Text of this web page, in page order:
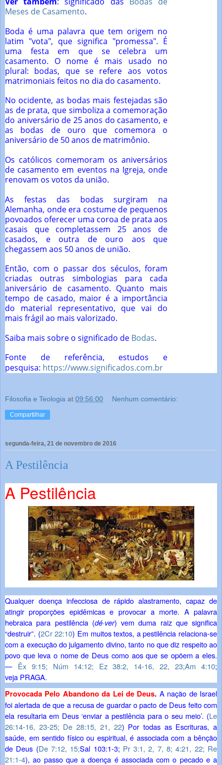
Meses de Casamento.
Boda é uma palavra que tem origem no
latim "vota", que significa "promessa". É
uma festa em que se celebra um
casamento. O nome é mais usado no
plural: bodas, que se refere aos votos
matrimoniais feitos no dia do casamento.​
No ocidente, as bodas mais festejadas são
as de prata, que simboliza a comemoração
do aniversário de 25 anos do casamento, e
as bodas de ouro que comemora o
aniversário de 50 anos de matrimônio.
Os católicos comemoram os aniversários
de casamento em eventos na Igreja, onde
renovam os votos da união.
As festas das bodas surgiram na
Alemanha, onde era costume de pequenos
povoados oferecer uma coroa de prata aos
casais que completassem 25 anos de
casados, e outra de ouro aos que
chegassem aos 50 anos de união.
Então, com o passar dos séculos, foram
criadas outras simbologias para cada
aniversário de casamento. Quanto mais
tempo de casado, maior é a importância
do material representativo, que vai do
mais frágil ao mais valorizado.
Saiba mais sobre o significado de Bodas.
Fonte de referência, estudos e
pesquisa: https://www.significados.com.br
Filosofia e Teologia at 09:56:00 Nenhum comentário:
Compartilhar
segunda-feira, 21 de novembro de 2016
A Pestilência
A Pestilência
Qualquer doença infecciosa de rápido alastramento, capaz de
atingir proporções epidêmicas e provocar a morte. A palavra
hebraica para pestilência (dé·ver) vem duma raiz que significa
“destruir”. (2Cr 22:10) Em muitos textos, a pestilência relaciona-se
com a execução do julgamento divino, tanto no que diz respeito ao
povo que leva o nome de Deus como aos que se opõem a eles.
— Êx 9:15; Núm 14:12; Ez 38:2, 14-16, 22, 23;Am 4:10;
veja PRAGA.
Provocada Pelo Abandono da Lei de Deus. A nação de Israel
foi alertada de que a recusa de guardar o pacto de Deus feito com
ela resultaria em Deus ‘enviar a pestilência para o seu meio’. (Le
26:14-16, 23-25; De 28:15, 21, 22) Por todas as Escrituras, a
saúde, em sentido físico ou espiritual, é associada com a bênção
de Deus (De 7:12, 15;Sal 103:1-3; Pr 3:1, 2, 7, 8; 4:21, 22; Re
21:1-4), ao passo que a doença é associada com o pecado e a